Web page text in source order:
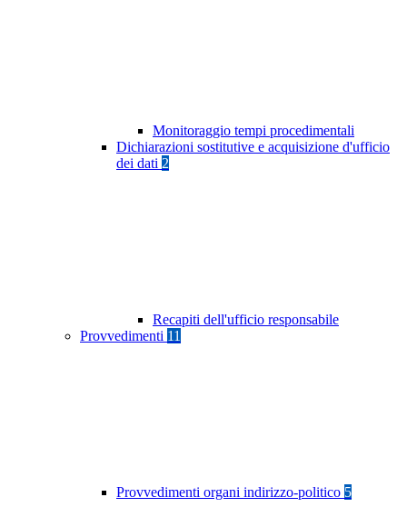
Monitoraggio tempi procedimentali
Dichiarazioni sostitutive e acquisizione d'ufficio
dei dati 2
Recapiti dell'ufficio responsabile
Provvedimenti 11
Provvedimenti organi indirizzo-politico 5